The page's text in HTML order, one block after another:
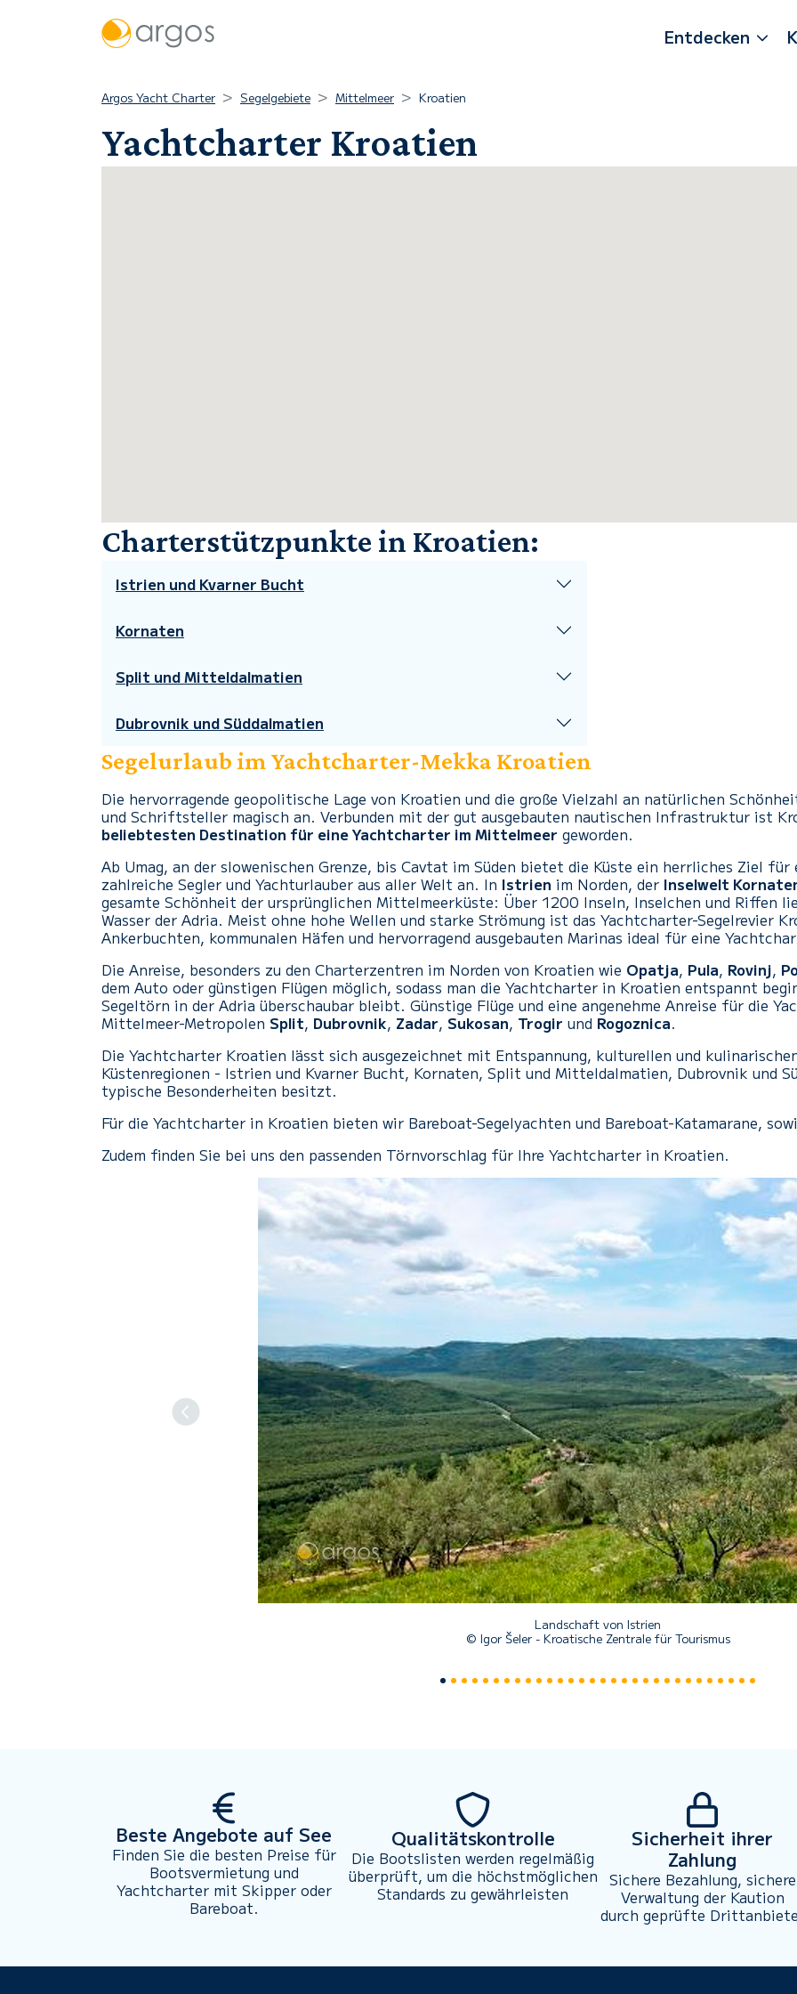
Entdecken
Argos Yacht Charter Segelgebiete Mittelmeer Kroatien
Yachtcharter Kroatien
Charterstützpunkte in Kroatien:
Istrien und Kvarner Bucht
Kornaten
Split und Mitteldalmatien
Dubrovnik und Süddalmatien
Segelurlaub im Yachtcharter-Mekka Kroatien
Die hervorragende geopolitische Lage von Kroatien und die große Vielzahl an natürlichen
und Schriftsteller magisch an. Verbunden mit der gut ausgebauten nautischen Infrastruktur ist
beliebtesten Destination für eine Yachtcharter im Mittelmeer geworden.
Ab Umag, an der slowenischen Grenze, bis Cavtat im Süden bietet die Küste ein herrliches Ziel
zahlreiche Segler und Yachturlauber aus aller Welt an. In Istrien im Norden, der Inselwelt
gesamte Schönheit der ursprünglichen Mittelmeerküste: Über 1200 Inseln, Inselchen und Riffen
Wasser der Adria. Meist ohne hohe Wellen und starke Strömung ist das Yachtcharter-Segelrevier
Ankerbuchten, kommunalen Häfen und hervorragend ausgebauten Marinas ideal für eine
Die Anreise, besonders zu den Charterzentren im Norden von Kroatien wie Opatja, Pula, Rovinj,
dem Auto oder günstigen Flügen möglich, sodass man die Yachtcharter in Kroatien entspannt
Segeltörn in der Adria überschaubar bleibt. Günstige Flüge und eine angenehme Anreise für die
Mittelmeer-Metropolen Split, Dubrovnik, Zadar, Sukosan, Trogir und Rogoznica.
Die Yachtcharter Kroatien lässt sich ausgezeichnet mit Entspannung, kulturellen und
Küstenregionen - Istrien und Kvarner Bucht, Kornaten, Split und Mitteldalmatien, Dubrovnik und
typische Besonderheiten besitzt.
Für die Yachtcharter in Kroatien bieten wir Bareboat-Segelyachten und Bareboat-Katamarane,
Zudem finden Sie bei uns den passenden Törnvorschlag für Ihre Yachtcharter in Kroatien.
Previous
Landschaft von Istrien
© Igor Šeler - Kroatische Zentrale für Tourismus
Beste Angebote auf See
Finden Sie die besten Preise für
Bootsvermietung und
Yachtcharter mit Skipper oder
Bareboat.
Qualitätskontrolle
Die Bootslisten werden regelmäßig
überprüft, um die höchstmöglichen
Standards zu gewährleisten
Sicherheit ihrer
Zahlung
Sichere Bezahlung, sichere
Verwaltung der Kaution
durch geprüfte